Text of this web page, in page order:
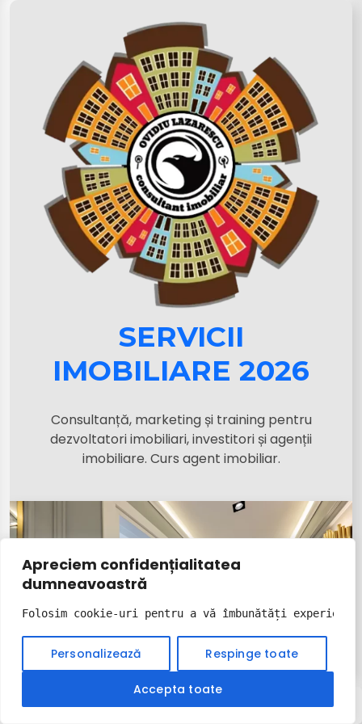
Apreciem confidențialitatea
dumneavoastră
Folosim cookie-uri pentru a vă îmbunătăți
Personalizează Respinge toate
Accepta toate
SERVICII
IMOBILIARE 2026
Consultanță, marketing și training pentru
dezvoltatori imobiliari, investitori și agenții
imobiliare. Curs agent imobiliar.